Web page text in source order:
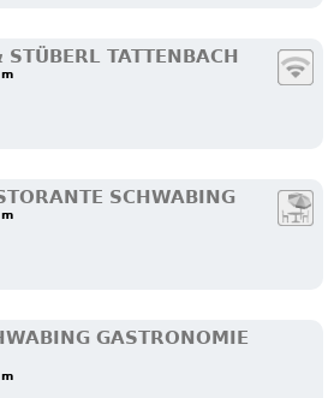
TATTENBACH
SCHWABING
GASTRONOMIE